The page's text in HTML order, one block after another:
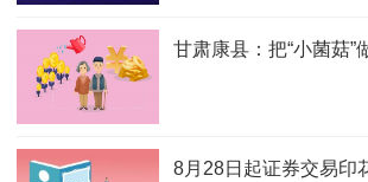
甘肃康县：把“小菌菇”
8月28日起证券交易印